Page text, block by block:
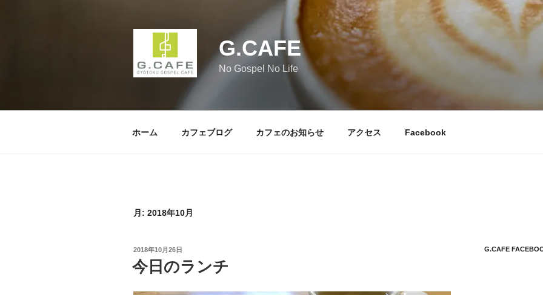
キ
G.CAFE
No Gospel No Life
ホーム カフェブログ カフェのお知らせ アクセス Facebook
月: 2018年10月
投
稿
日:
2018年10月26日
今日のランチ
G.CAFE